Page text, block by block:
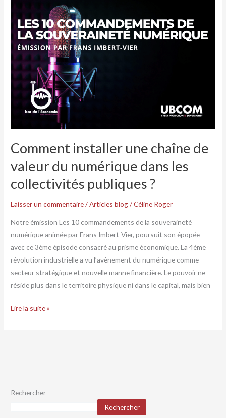
Comment installer une chaîne de
valeur du numérique dans les
collectivités publiques ?
Laisser un commentaire/Articles blog/Céline Roger
Notre émission Les 10 commandements de la souveraineté
numérique animée par Frans Imbert-Vier, poursuit son épopée
avec ce 3ème épisode consacré au prisme économique. La 4ème
révolution industrielle a vu l’avènement du numérique comme
secteur stratégique et nouvelle manne financière. Le pouvoir ne
réside plus dans le territoire physique ni dans le capital, mais bien
une
chaîne
de
valeur
du
numérique
?
Lire la suite »
Rechercher
Rechercher